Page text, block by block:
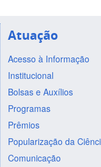
Atuação
Acesso à Informação
Institucional
Bolsas e Auxílios
Programas
Prêmios
Popularização da
Comunicação